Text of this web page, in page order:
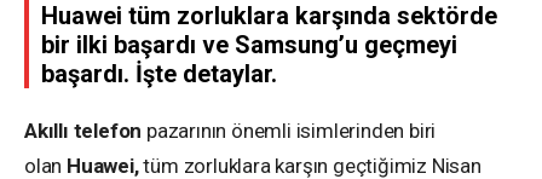
Huawei tüm zorluklara karşında sektörde
bir ilki başardı ve Samsung’u geçmeyi
başardı. İşte detaylar.
Akıllı telefon pazarının önemli isimlerinden biri
olan Huawei,tüm zorluklara karşın geçtiğimiz Nisan